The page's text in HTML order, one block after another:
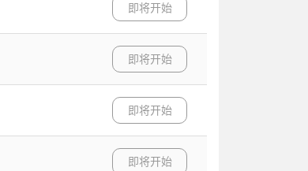
即将开始
即将开始
即将开始
即将开始